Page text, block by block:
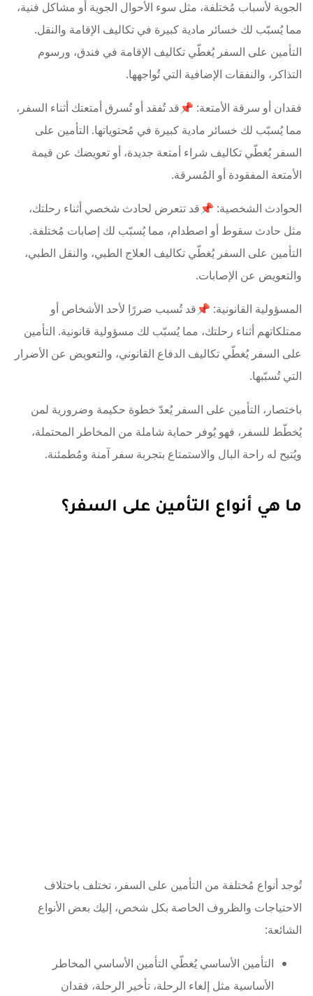
الجوية لأسباب مُختلفة، مثل سوء الأحوال الجوية أو مشاكل فنية،
مما يُسبّب لك خسائر مادية كبيرة في تكاليف الإقامة والنقل.
التأمين على السفر يُغطّي تكاليف الإقامة في فندق، ورسوم
التذاكر، والنفقات الإضافية التي تُواجهها.
فقدان أو سرقة الأمتعة: 📌قد تُفقد أو تُسرق أمتعتك أثناء السفر،
مما يُسبّب لك خسائر مادية كبيرة في مُحتوياتها. التأمين على
السفر يُغطّي تكاليف شراء أمتعة جديدة، أو تعويضك عن قيمة
الأمتعة المفقودة أو المُسرقة.
الحوادث الشخصية: 📌قد تتعرض لحادث شخصي أثناء رحلتك،
مثل حادث سقوط أو اصطدام، مما يُسبّب لك إصابات مُختلفة.
التأمين على السفر يُغطّي تكاليف العلاج الطبي، والنقل الطبي،
والتعويض عن الإصابات.
المسؤولية القانونية: 📌قد تُسبب ضررًا لأحد الأشخاص أو
ممتلكاتهم أثناء رحلتك، مما يُسبّب لك مسؤولية قانونية. التأمين
على السفر يُغطّي تكاليف الدفاع القانوني، والتعويض عن الأضرار
التي تُسبّبها.
باختصار، التأمين على السفر يُعدّ خطوة حكيمة وضرورية لمن
يُخطّط للسفر، فهو يُوفر حماية شاملة من المخاطر المحتملة،
ويُتيح له راحة البال والاستمتاع بتجربة سفر آمنة ومُطمئنة.
ما هي أنواع التأمين على السفر؟
تُوجد أنواع مُختلفة من التأمين على السفر، تختلف باختلاف
الاحتياجات والظروف الخاصة بكل شخص، إليك بعض الأنواع
الشائعة:
التأمين الأساسي يُغطّي التأمين الأساسي المخاطر
الأساسية مثل إلغاء الرحلة، تأخير الرحلة، فقدان